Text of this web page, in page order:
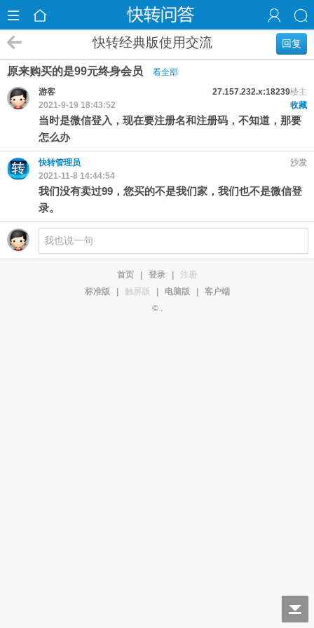
回复
快转经典版使用交流
原来购买的是99元终身会员
看全部
楼主
游客
27.157.232.x:18239
收藏
2021-9-19 18:43:52
当时是微信登入，现在要注册名和注册码，不知道，那要
怎么办
沙发
快转管理员
2021-11-8 14:44:54
我们没有卖过99，您买的不是我们家，我们也不是微信登
录。
首页 登录
注册
标准版
触屏版 电脑版
客户端
© .